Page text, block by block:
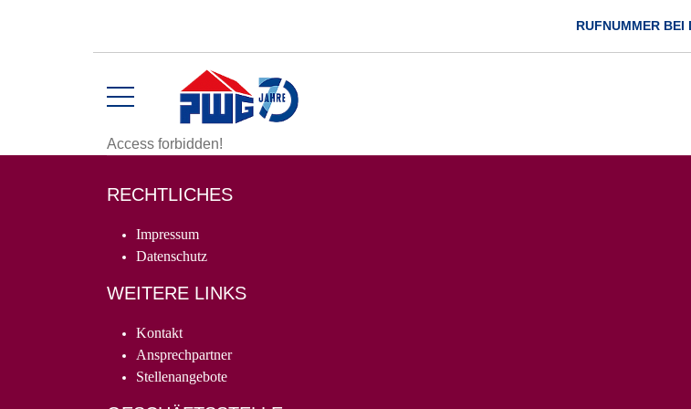
RUFNUMMER BEI
Access forbidden!
RECHTLICHES
Impressum
Datenschutz
WEITERE LINKS
Kontakt
Ansprechpartner
Stellenangebote